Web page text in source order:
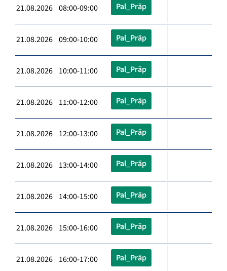
21.08.2026 08:00-09:00 Pal_Präp
21.08.2026 09:00-10:00 Pal_Präp
21.08.2026 10:00-11:00 Pal_Präp
21.08.2026 11:00-12:00 Pal_Präp
21.08.2026 12:00-13:00 Pal_Präp
21.08.2026 13:00-14:00 Pal_Präp
21.08.2026 14:00-15:00 Pal_Präp
21.08.2026 15:00-16:00 Pal_Präp
21.08.2026 16:00-17:00 Pal_Präp